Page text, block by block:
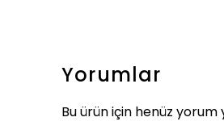
Yorumlar
Bu ürün için henüz yorum